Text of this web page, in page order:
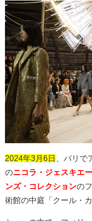
2024年3月6日
、パリ
のニコラ・ジェスキエ
ンズ・コレクションの
術館の中庭「クール・